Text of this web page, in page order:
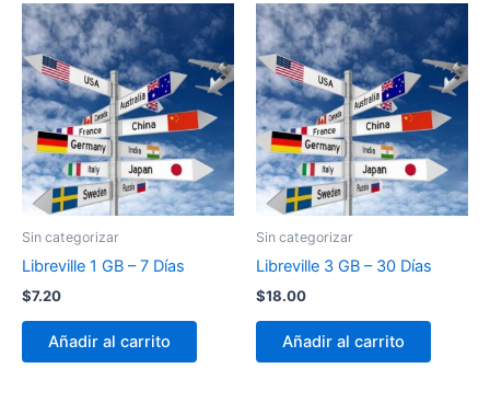
Sin categorizar
Libreville 1 GB – 7 Días
$7.20
Añadir al carrito
Sin categorizar
Libreville 3 GB – 30 Días
$18.00
Añadir al carrito